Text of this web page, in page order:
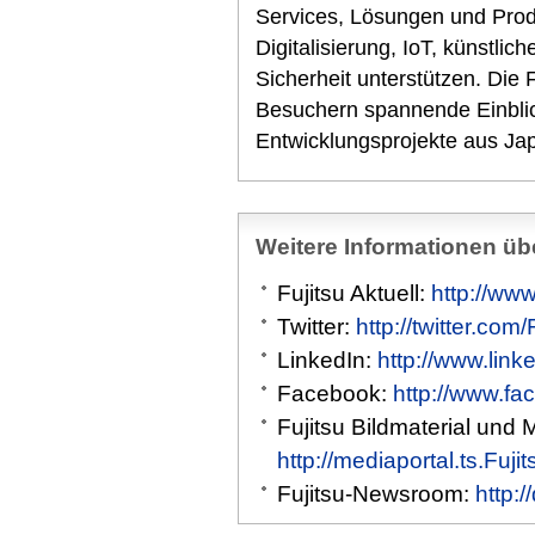
Services, Lösungen und
Digitalisierung, IoT,
Sicherheit unterstützen. Die
Besuchern spannende
Entwicklungsprojekte aus
Weitere Informationen
Fujitsu Aktuell: http://
Twitter: http://
LinkedIn: http://
Facebook: http://
Fujitsu Bildmaterial und
http://
Fujitsu-Newsroom: